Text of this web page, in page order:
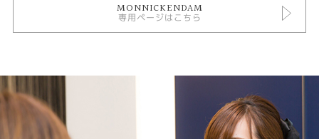
MONNICKENDAM
専用ページはこちら